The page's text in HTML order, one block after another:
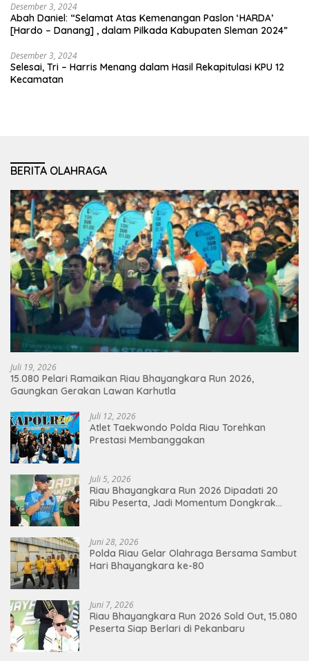
Desember 3, 2024
Abah Daniel: “Selamat Atas Kemenangan Paslon ‘HARDA’
[Hardo – Danang] , dalam Pilkada Kabupaten Sleman 2024”
Desember 3, 2024
Selesai, Tri – Harris Menang dalam Hasil Rekapitulasi KPU 12
Kecamatan
BERITA OLAHRAGA
Juli 19, 2026
15.080 Pelari Ramaikan Riau Bhayangkara Run 2026,
Gaungkan Gerakan Lawan Karhutla
Juli 12, 2026
Atlet Taekwondo Polda Riau Torehkan
Prestasi Membanggakan
Juli 5, 2026
Riau Bhayangkara Run 2026 Dipadati 20
Ribu Peserta, Jadi Momentum Dongkrak
Juni 28, 2026
Polda Riau Gelar Olahraga Bersama Sambut
Hari Bhayangkara ke-80
Juni 7, 2026
Riau Bhayangkara Run 2026 Sold Out, 15.080
Peserta Siap Berlari di Pekanbaru